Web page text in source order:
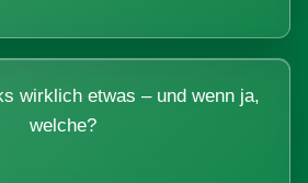
wirklich etwas – und wenn ja,
welche?